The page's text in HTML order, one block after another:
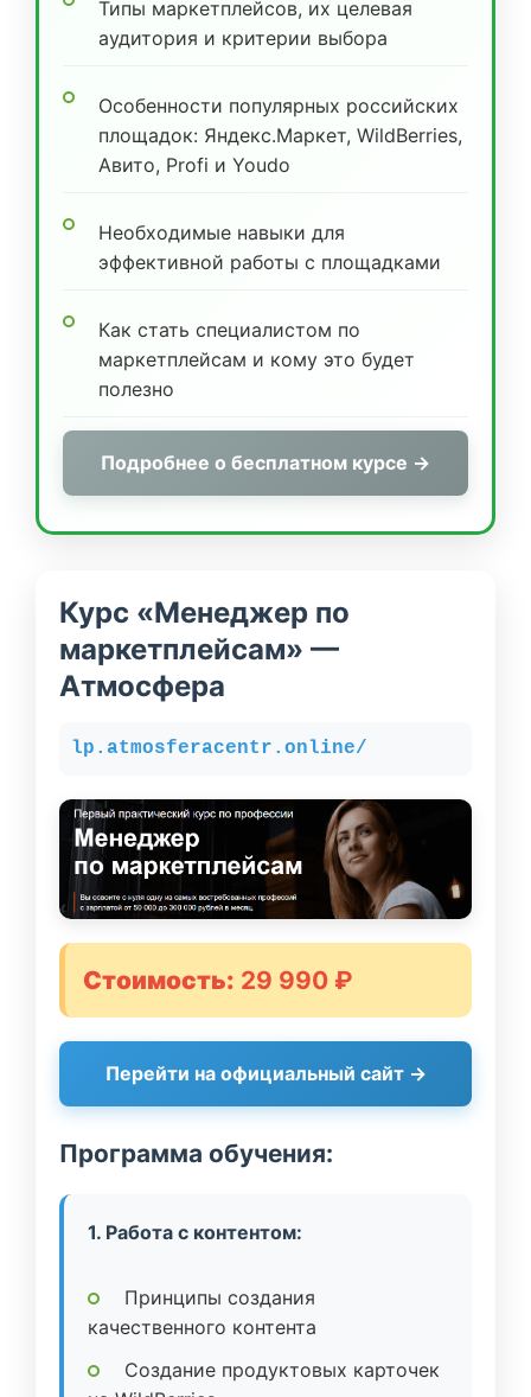
Типы маркетплейсов, их целевая
аудитория и критерии выбора
Особенности популярных российских
площадок: Яндекс.Маркет, WildBerries,
Авито, Profi и Youdo
Необходимые навыки для
эффективной работы с площадками
Как стать специалистом по
маркетплейсам и кому это будет
полезно
Подробнее о бесплатном курсе →
Курс «Менеджер по
маркетплейсам» —
Атмосфера
lp.atmosferacentr.online/
Стоимость: 29 990 ₽
Перейти на официальный сайт →
Программа обучения:
1. Работа с контентом:
Принципы создания
качественного контента
Создание продуктовых карточек